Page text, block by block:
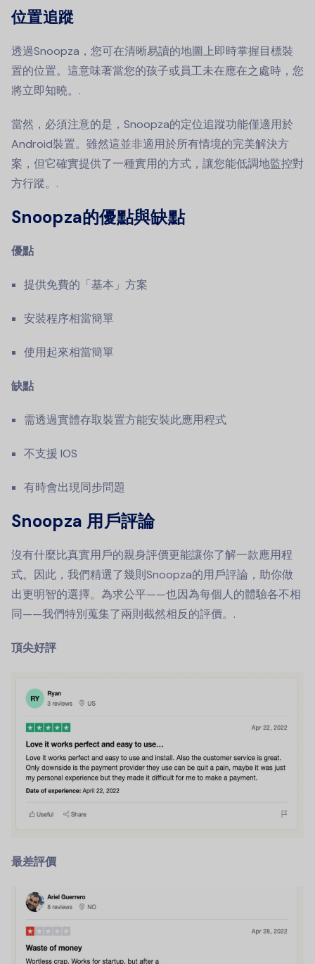
位置追蹤
透過Snoopza，您可在清晰易讀的地圖上即時掌握目標裝
置的位置。這意味著當您的孩子或員工未在應在之處時，您
將立即知曉。.
當然，必須注意的是，Snoopza的定位追蹤功能僅適用於
Android裝置。雖然這並非適用於所有情境的完美解決方
案，但它確實提供了一種實用的方式，讓您能低調地監控對
方行蹤。.
Snoopza的優點與缺點
優點
提供免費的「基本」方案
安裝程序相當簡單
使用起來相當簡單
缺點
需透過實體存取裝置方能安裝此應用程式
不支援 IOS
有時會出現同步問題
Snoopza 用戶評論
沒有什麼比真實用戶的親身評價更能讓你了解一款應用程
式。因此，我們精選了幾則Snoopza的用戶評論，助你做
出更明智的選擇。為求公平——也因為每個人的體驗各不相
同——我們特別蒐集了兩則截然相反的評價。.
頂尖好評
最差評價